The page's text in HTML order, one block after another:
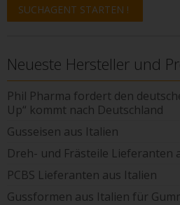
Neueste Hersteller und
Phil Pharma fordert den
Up“ kommt nach Deutschland
Gusseisen aus Italien
Dreh- und Frästeile Lieferanten
PCBS Lieferanten aus Italien
Gussformen aus Italien für